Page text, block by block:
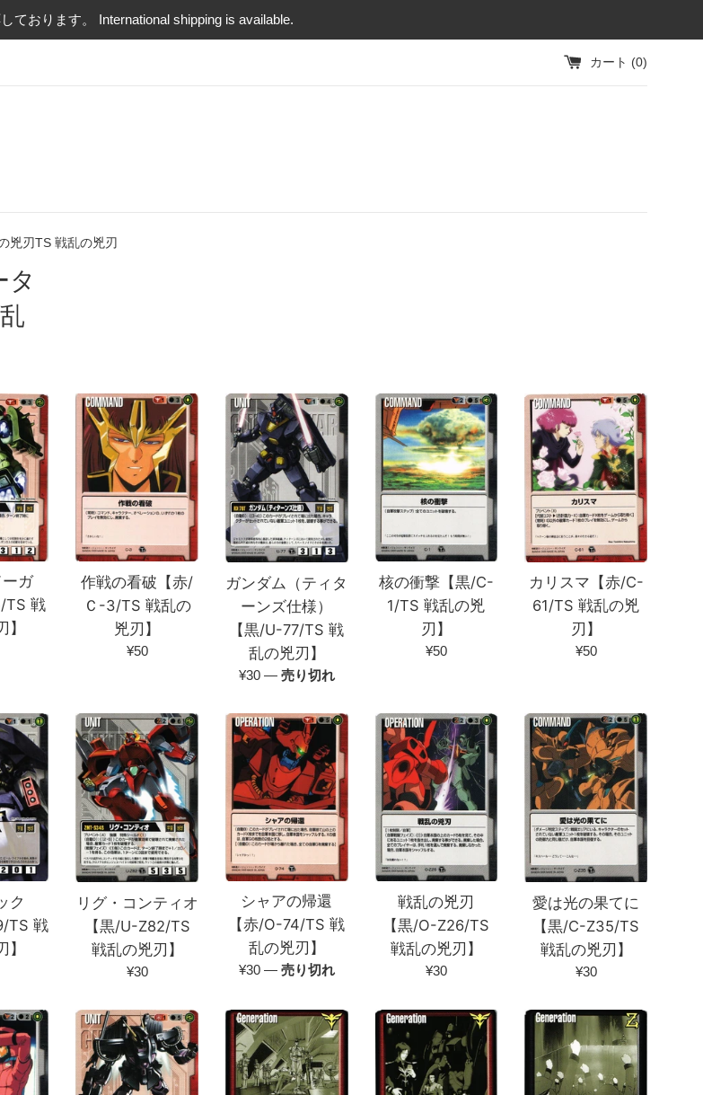
ております。 International shipping is available.
カート (0)
兇刃TS 戦乱の兇刃
ガ
TS 戦
】
作戦の看破【赤/
Ｃ-3/TS 戦乱の
兇刃】
通
格
¥50
ガンダム（ティタ
ーンズ仕様）
【黒/U-77/TS 戦
乱の兇刃】
通
価
格
¥30 — 売り切れ
核の衝撃【黒/C-
1/TS 戦乱の兇
刃】
通
格
¥50
カリスマ【赤/C-
61/TS 戦乱の兇
刃】
通
格
¥50
ク
TS 戦
】
リグ・コンティオ
【黒/U-Z82/TS
戦乱の兇刃】
通
価
格
¥30
シャアの帰還
【赤/O-74/TS 戦
乱の兇刃】
通
価
格
¥30 — 売り切れ
戦乱の兇刃
【黒/O-Z26/TS
戦乱の兇刃】
通
価
格
¥30
愛は光の果てに
【黒/C-Z35/TS
戦乱の兇刃】
通
価
格
¥30